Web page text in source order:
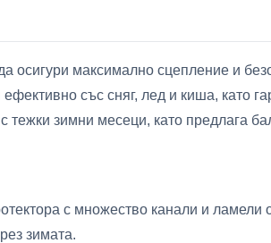
осигури максимално сцепление и
със сняг, лед и киша, като
зимни месеци, като предлага
с множество канали и ламели
зимата.